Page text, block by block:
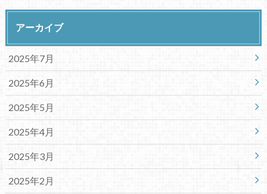
アーカイブ
2025年7月
2025年6月
2025年5月
2025年4月
2025年3月
2025年2月